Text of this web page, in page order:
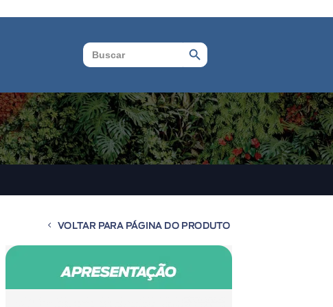
Search
for:
Search Button
VOLTAR PARA PÁGINA DO PRODUTO